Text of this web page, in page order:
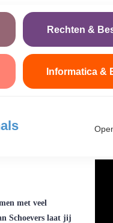
Rechten &
Informatica &
met veel
Schoevers laat jij